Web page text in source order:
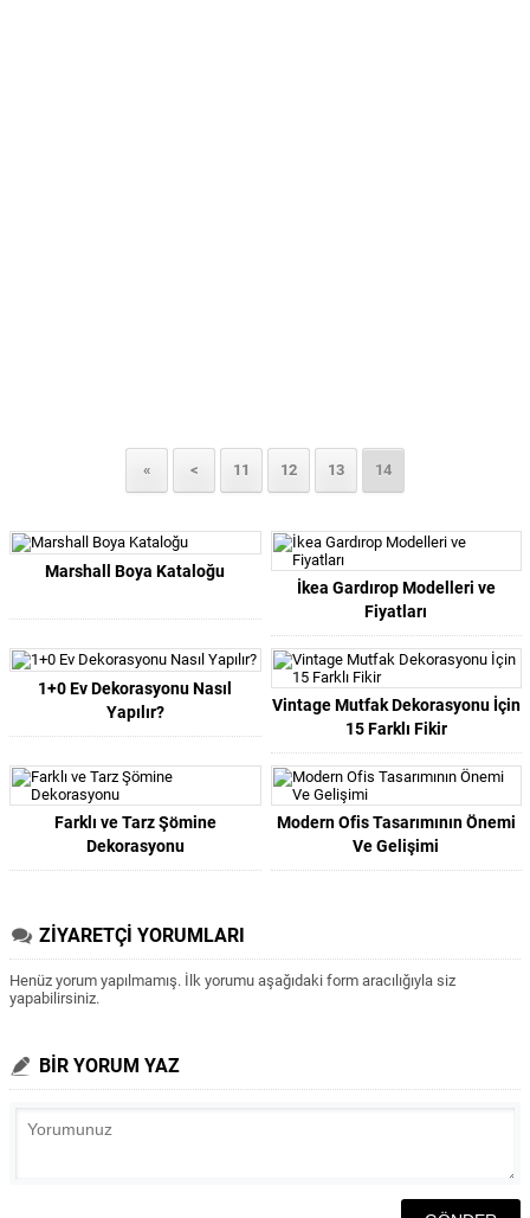
« < 11 12 13 14
Marshall Boya Kataloğu
İkea Gardırop Modelleri ve
Fiyatları
1+0 Ev Dekorasyonu Nasıl
Yapılır?
Vintage Mutfak Dekorasyonu İçin
15 Farklı Fikir
Farklı ve Tarz Şömine
Dekorasyonu
Modern Ofis Tasarımının Önemi
Ve Gelişimi
ZİYARETÇİ YORUMLARI
Henüz yorum yapılmamış. İlk yorumu aşağıdaki form aracılığıyla siz
yapabilirsiniz.
BİR YORUM YAZ